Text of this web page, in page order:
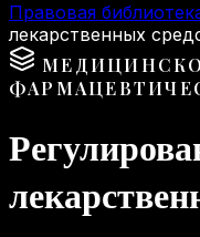
Правовая
лекарственных